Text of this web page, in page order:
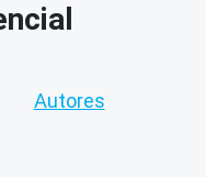
Autores